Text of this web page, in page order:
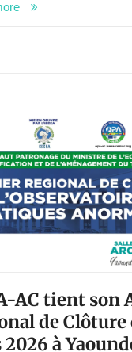
AC tient son
de Clôture
à